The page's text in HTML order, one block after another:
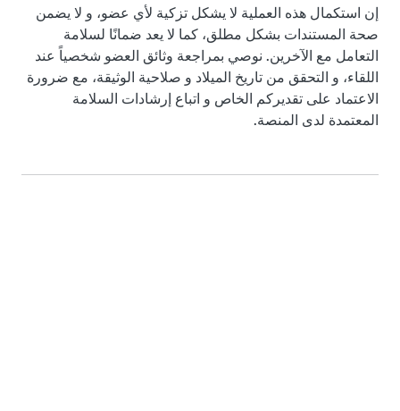
إن استكمال هذه العملية لا يشكل تزكية لأي عضو، و لا يضمن
صحة المستندات بشكل مطلق، كما لا يعد ضمانًا لسلامة
التعامل مع الآخرين. نوصي بمراجعة وثائق العضو شخصياً عند
اللقاء، و التحقق من تاريخ الميلاد و صلاحية الوثيقة، مع ضرورة
الاعتماد على تقديركم الخاص و اتباع إرشادات السلامة
المعتمدة لدى المنصة.